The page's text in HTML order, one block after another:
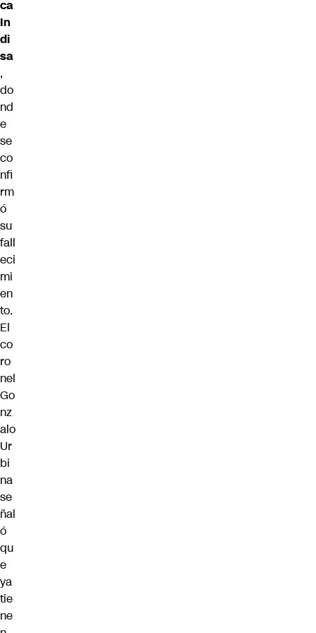
ca
In
di
sa
,
do
nd
e
se
co
nfi
rm
ó
su
fall
eci
mi
en
to.
El
co
ro
nel
Go
nz
alo
Ur
bi
na
se
ñal
ó
qu
e
ya
tie
ne